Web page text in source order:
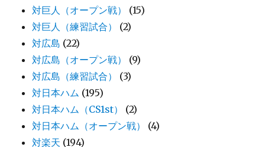
対巨人（オープン戦）
(15)
対巨人（練習試合）
(2)
対広島 (22)
対広島（オープン戦）
(9)
対広島（練習試合）
(3)
対日本ハム (195)
対日本ハム（CS1st）
(2)
対日本ハム（オープン戦）
(4)
対楽天 (194)